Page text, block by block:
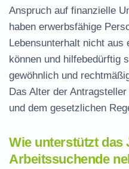
Anspruch auf finanzielle
haben erwerbsfähige
Lebensunterhalt nicht
können und hilfebedürftig
gewöhnlich und
Das Alter der
und dem gesetzlichen
Wie unterstützt das
Arbeitssuchende